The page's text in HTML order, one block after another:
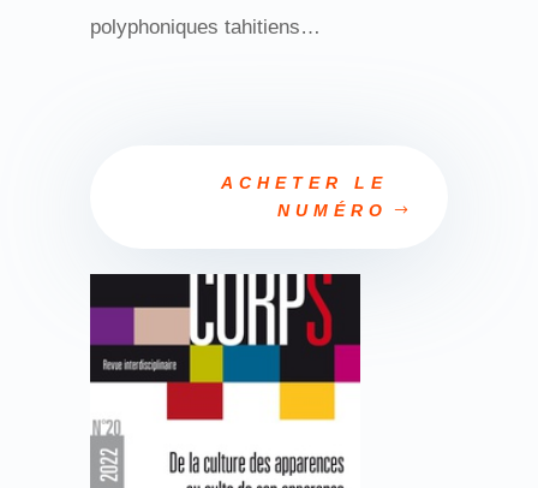
polyphoniques tahitiens…
ACHETER LE
NUMÉRO